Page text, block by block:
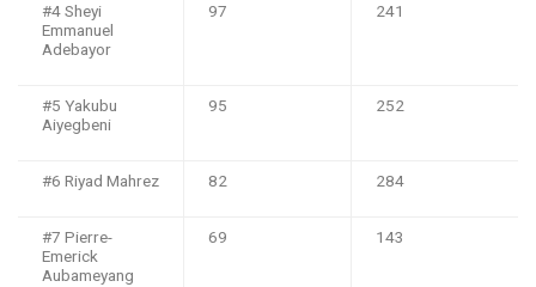
#4 Sheyi
Emmanuel
Adebayor
97 241
#5 Yakubu
Aiyegbeni
95 252
#6 Riyad Mahrez 82 284
#7 Pierre-
Emerick
Aubameyang
69 143